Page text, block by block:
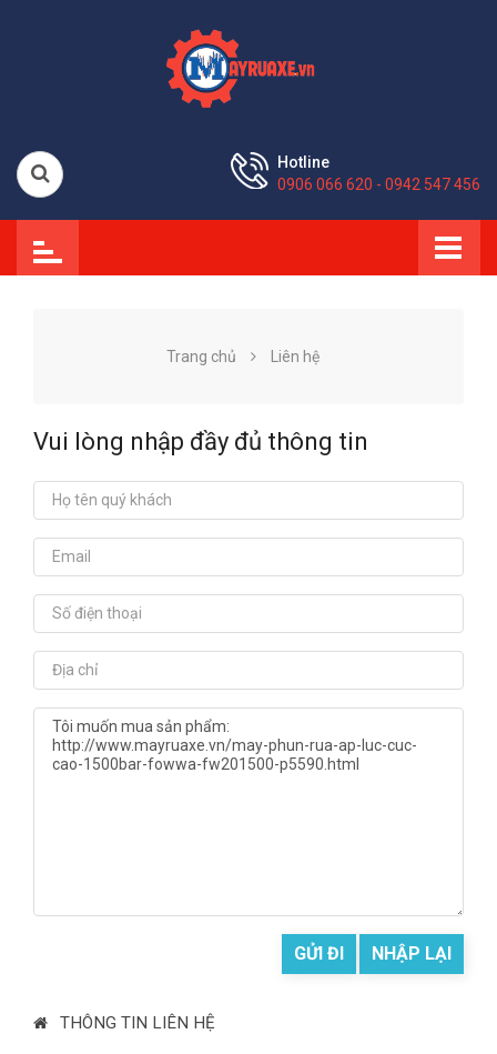
Hotline
0906 066 620 - 0942 547 456
Trang chủ Liên hệ
Vui lòng nhập đầy đủ thông tin
GỬI ĐI
THÔNG TIN LIÊN HỆ